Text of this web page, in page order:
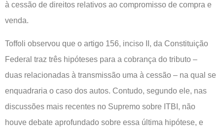
à cessão de direitos relativos ao compromisso de compra e
venda.
Toffoli observou que o artigo 156, inciso II, da Constituição
Federal traz três hipóteses para a cobrança do tributo –
duas relacionadas à transmissão uma à cessão – na qual se
enquadraria o caso dos autos. Contudo, segundo ele, nas
discussões mais recentes no Supremo sobre ITBI, não
houve debate aprofundado sobre essa última hipótese, e